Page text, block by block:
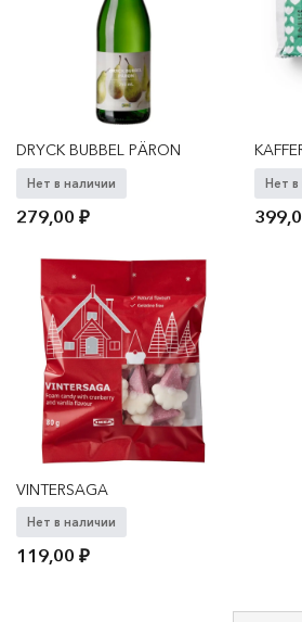
DRYCK BUBBEL PÄRON
Нет в наличии
279,00₽
Нет в
VINTERSAGA
Нет в наличии
119,00₽